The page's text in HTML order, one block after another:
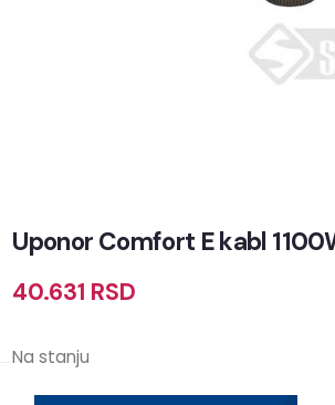
Uponor Comfort E kabl
40.631 RSD
Na stanju